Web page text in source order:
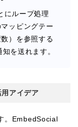
にループ処理
ッピングテー
）を参照する
を送れます。
アイデア
。EmbedSocial